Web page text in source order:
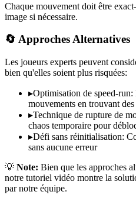
Chaque mouvement doit être
image si nécessaire.
🔄 Approches Alternatives
Les joueurs experts peuvent
bien qu'elles soient plus risquées:
▸Optimisation de speed-
mouvements en trouvant
▸Technique de rupture de
chaos temporaire pour
▸Défi sans réinitialisation:
sans aucune erreur
💡 Note: Bien que les approches
notre tutoriel vidéo montre la
par notre équipe.